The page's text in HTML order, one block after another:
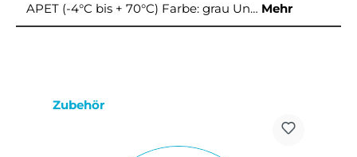
APET (-4°C bis + 70°C) Farbe: grau Un… Mehr
Produktgalerie überspringen
Zubehör